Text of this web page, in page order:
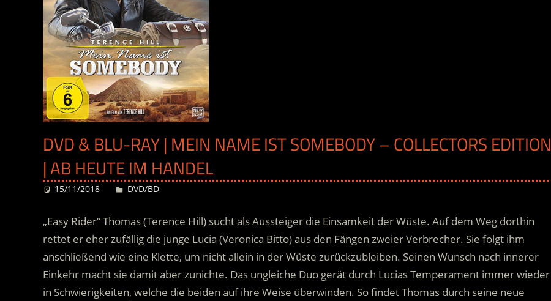
DVD & BLU-RAY | MEIN NAME IST SOMEBODY – COLLECTORS EDITION
| AB HEUTE IM HANDEL
15/11/2018 Desiree
DVD/BD
„Easy Rider“ Thomas (Terence Hill) sucht als Aussteiger die Einsamkeit der Wüste. Auf dem Weg dorthin
rettet er eher zufällig die junge Lucia (Veronica Bitto) aus den Fängen zweier Verbrecher. Sie folgt ihm
anschließend wie eine Klette, um nicht allein in der Wüste zurückzubleiben. Seinen Wunsch nach innerer
Einkehr macht sie damit aber zunichte. Das ungleiche Duo gerät durch Lucias Temperament immer wieder
in Schwierigkeiten, welche die beiden auf ihre Weise überwinden. So findet Thomas durch seine neue